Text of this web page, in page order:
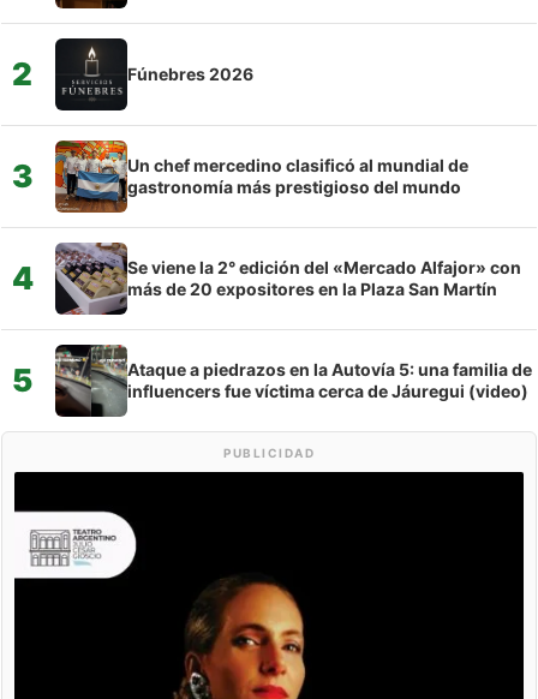
2 Fúnebres 2026
3
Un chef mercedino clasificó al mundial de
gastronomía más prestigioso del mundo
4
Se viene la 2° edición del «Mercado Alfajor» con
más de 20 expositores en la Plaza San Martín
5
Ataque a piedrazos en la Autovía 5: una familia de
influencers fue víctima cerca de Jáuregui (video)
PUBLICIDAD